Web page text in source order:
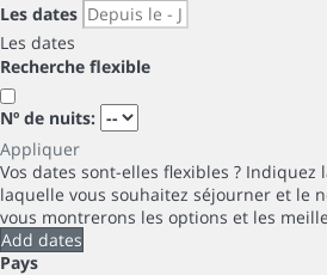
Les dates
Les dates
Recherche flexible
Nº de nuits:
Appliquer
Vos dates sont-elles flexibles ? Indiquez
laquelle vous souhaitez séjourner et le
vous montrerons les options et les
Add dates
Pays